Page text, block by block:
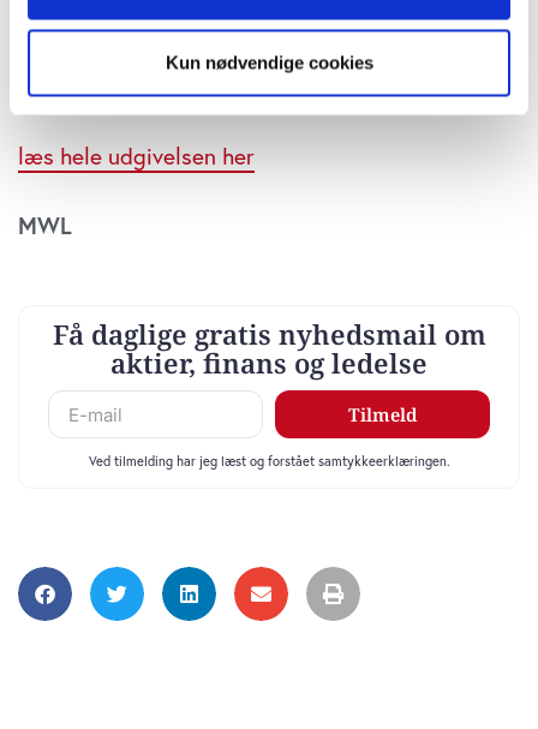
"Cookiedeklaration", eller ved at trykke på "Privacy
Hvis du tillader det, vil vi også gerne:
der kan være nøjagtig inden for få meter
dens unikke karakteristika (fingerprinting)
annoncer, til at vise dig funktioner til sociale medier og til
at analysere vores trafik. Vi deler også oplysninger om
din brug af vores website med vores partnere inden for
sociale medier, annonceringspartnere og
analysepartnere. Vores partnere kan kombinere disse
anvende vores hjemmeside.
Kun nødvendige cookies
fusioner.
se tabel her
læs hele udgivelsen her
MWL